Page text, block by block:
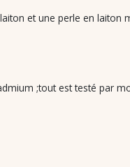
et une perle en
;tout est testé par